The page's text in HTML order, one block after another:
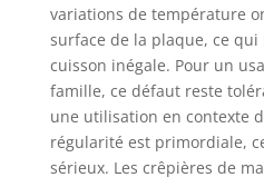
variations de température
surface de la plaque, ce
cuisson inégale. Pour un
famille, ce défaut reste
une utilisation en contexte
régularité est primordiale,
sérieux. Les crêpières de